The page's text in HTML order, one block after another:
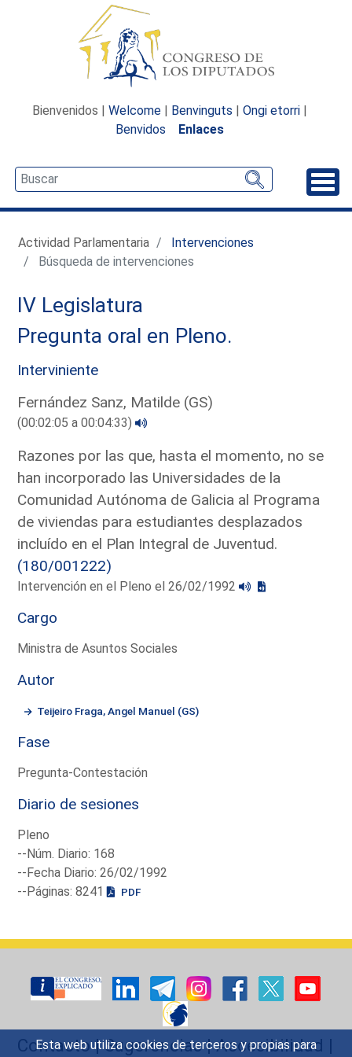
Esta web utiliza cookies de terceros y propias para
Bienvenidos | Welcome | Benvinguts | Ongi etorri |
Benvidos
Enlaces
Actividad Parlamentaria
Intervenciones
Búsqueda de intervenciones
IV Legislatura
Pregunta oral en Pleno.
Interviniente
Fernández Sanz, Matilde (GS)
(00:02:05 a 00:04:33)
Razones por las que, hasta el momento, no se
han incorporado las Universidades de la
Comunidad Autónoma de Galicia al Programa
de viviendas para estudiantes desplazados
incluído en el Plan Integral de Juventud.
(180/001222)
Intervención en el Pleno el 26/02/1992
Cargo
Ministra de Asuntos Sociales
Autor
Teijeiro Fraga, Angel Manuel (GS)
Fase
Pregunta-Contestación
Diario de sesiones
Pleno
--Núm. Diario: 168
--Fecha Diario: 26/02/1992
--Páginas: 8241
PDF
Contacto|Sugerencias|Accesibilidad |